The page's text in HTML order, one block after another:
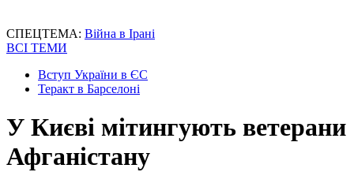
СПЕЦТЕМА: Війна в Ірані
ВСІ ТЕМИ
Вступ України в ЄС
Теракт в Барселоні
У Києві мітингують ветерани
Афганістану